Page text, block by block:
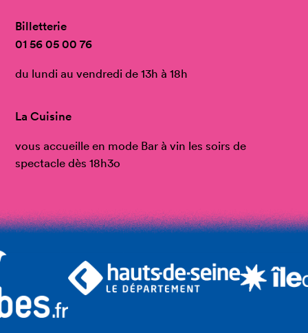
Billetterie
01 56 05 00 76
du lundi au vendredi de 13h à 18h
La Cuisine
vous accueille en mode Bar à vin les soirs de
spectacle dès 18h3o